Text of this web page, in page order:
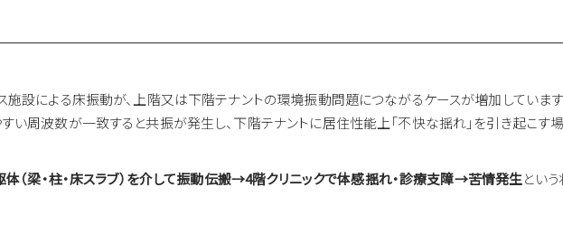
施設による床振動が、上階又は下階テナントの環境振動問題につながるケースが増加しています
い周波数が一致すると共振が発生し、下階テナントに居住性能上「不快な揺れ」を引き起こす場
体（梁・柱・床スラブ）を介して振動伝搬→4階クリニックで体感揺れ・診療支障→苦情発生という